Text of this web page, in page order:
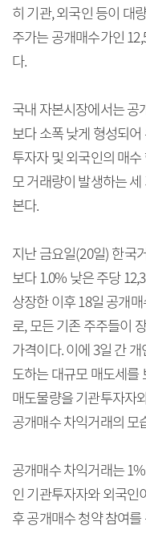
히 기관, 외국인 등이 대
주가는 공개매수가인
다.
국내 자본시장에서는 공
보다 소폭 낮게 형성되
투자자 및 외국인의 매
모 거래량이 발생하는
본다.
지난 금요일(20일) 한국
보다 1.0% 낮은 주당
상장한 이후 18일 공개
로, 모든 기존 주주들이
가격이다. 이에 3일 간
도하는 대규모 매도세를
매도물량을 기관투자자
공개매수 차익거래의 모
공개매수 차익거래는
인 기관투자자와 외국인
후 공개매수 청약 참여